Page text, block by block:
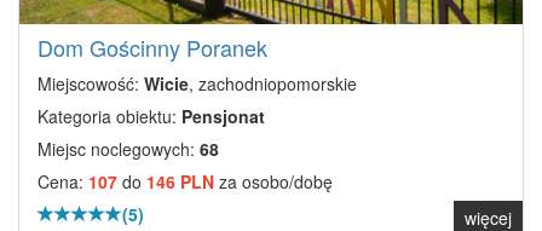
Dom Gościnny Poranek
Miejscowość: Wicie, zachodniopomorskie
Kategoria obiektu: Pensjonat
Miejsc noclegowych: 68
Cena: 107 do 146 PLN za osobo/dobę
(5)
więcej